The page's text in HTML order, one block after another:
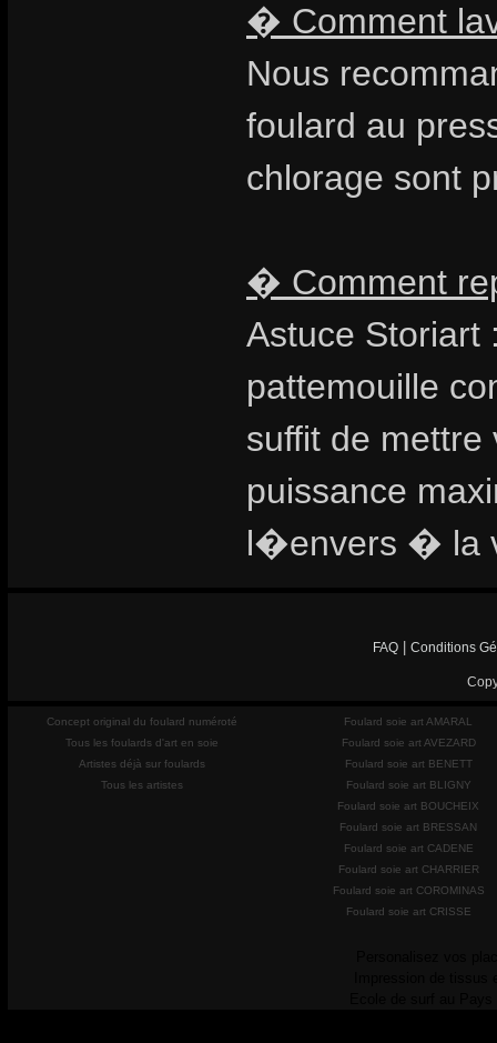
� Comment
Nous
foulard au
chlorage sont
� Comment
Astuce
pattemouille
suffit de
puissance
l�envers � la
FAQ Conditions
Concept original du foulard numéroté
Tous les foulards d'art en soie
Artistes déjà sur foulards
Tous les artistes
Foulard soie art AMARAL
Foulard soie art AVEZARD
Foulard soie art BENETT
Foulard soie art BLIGNY
Foulard soie art BOUCHEIX
Foulard soie art BRESSAN
Foulard soie art CADENE
Foulard soie art CHARRIER
Foulard soie art COROMINAS
Foulard soie art CRISSE